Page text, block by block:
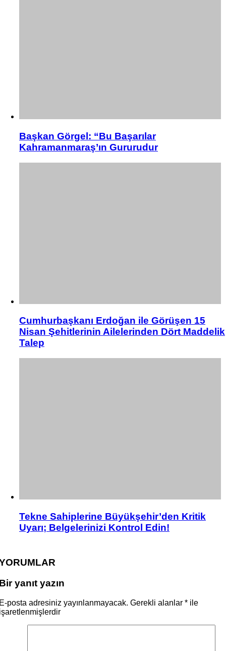
Başkan Görgel: “Bu Başarılar
Kahramanmaraş’ın Gururudur
Cumhurbaşkanı Erdoğan ile Görüşen 15
Nisan Şehitlerinin Ailelerinden Dört Maddelik
Talep
Tekne Sahiplerine Büyükşehir’den Kritik
Uyarı; Belgelerinizi Kontrol Edin!
yanıt yazın
posta adresiniz yayınlanmayacak. Gerekli alanlar * ile